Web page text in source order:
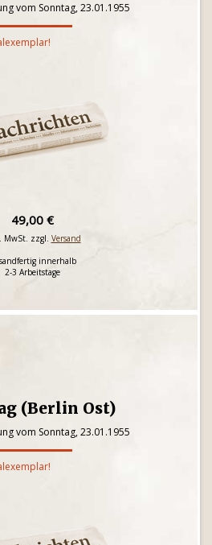
vom Sonntag, 23.01.1955
49,00 €
MwSt. zzgl. Versand
innerhalb
2-3 Arbeitstage
(Berlin Ost)
vom Sonntag, 23.01.1955